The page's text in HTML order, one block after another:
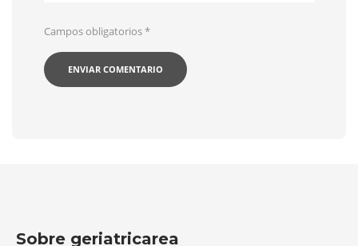
Campos obligatorios*
Sobre geriatricarea